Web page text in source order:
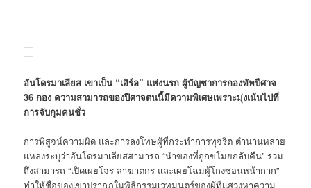
อันโดรมาเลียส เขาเป็น “เอิร์ล” แห่งนรก ผู้บัญชาการกองทัพปีศาจ
36 กอง ความสามารถของปีศาจตนนี้มีความพิเศษเพราะมุ่งเน้นไปที่
การจับกุมคนชั่ว
การพิสูจน์ความผิด และการลงโทษผู้ที่กระทำการทุจริต ตำนานหลาย
แหล่งระบุว่าอันโดรมาเลียสสามารถ “นำของที่ถูกขโมยกลับคืน” รวม
ถึงสามารถ “เปิดเผยโจร ล่าฆาตกร และเผยโฉมผู้โกงซ่อนหน้ากาก”
ทำให้ชื่อของเขาปรากฏในพิธีกรรมเวทมนตร์ของผู้ที่แสวงหาความ